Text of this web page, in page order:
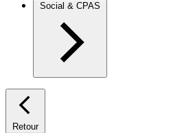
Social & CPAS
Retour